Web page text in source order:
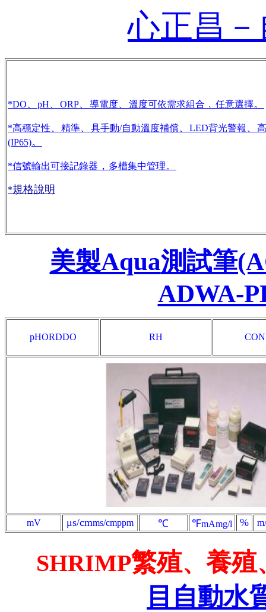
心正昌
*DO、 pH、 ORP、 導電度、 溫度可依需求組合 ﹐ 任意選擇。
*高穩定性、 精準、 具手動/自動溫度補償、 LED背光警報 、
(IP65)。
*信號輸出可接記錄器 ， 多槽集中管理。
*規格說明
美製Aqua測試筆
ADWA-
pHORDDO RH
mV μs/cmms/cmppm ℃ ℉mAmg/l %
SHRIMP繁殖、 養殖
目自動水